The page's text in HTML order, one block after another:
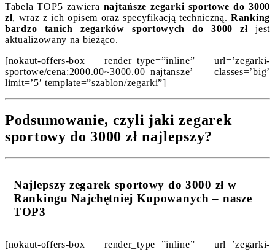
Tabela TOP5 zawiera najtańsze zegarki sportowe do 3000
zł, wraz z ich opisem oraz specyfikacją techniczną.Ranking
bardzo tanich zegarków sportowych do 3000 złjest
aktualizowany na bieżąco.
[nokaut-offers-box render_type=”inline” url=’zegarki-
sportowe/cena:2000.00~3000.00–najtansze’ classes=’big’
limit=’5′ template=”szablon/zegarki”]
Podsumowanie, czyli jaki zegarek
sportowy do 3000 zł najlepszy?
Najlepszy zegarek sportowy do 3000 zł w
Rankingu Najchętniej Kupowanych – nasze
TOP3
[nokaut-offers-box render_type=”inline” url=’zegarki-